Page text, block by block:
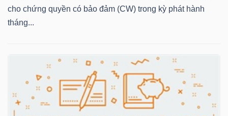
cho chứng quyền có bảo đảm (CW) trong kỳ phát hành
tháng...
PHIẾU